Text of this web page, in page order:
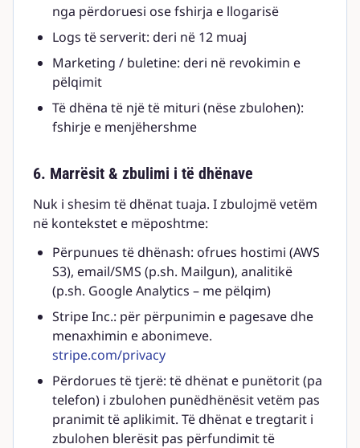
nga përdoruesi ose fshirja e llogarisë
Logs të serverit: deri në 12 muaj
Marketing / buletine: deri në revokimin e
pëlqimit
Të dhëna të një të mituri (nëse zbulohen):
fshirje e menjëhershme
6. Marrësit & zbulimi i të dhënave
Nuk i shesim të dhënat tuaja. I zbulojmë vetëm
në kontekstet e mëposhtme:
Përpunues të dhënash: ofrues hostimi (AWS
S3), email/SMS (p.sh. Mailgun), analitikë
(p.sh. Google Analytics – me pëlqim)
Stripe Inc.: për përpunimin e pagesave dhe
menaxhimin e abonimeve.
stripe.com/privacy
Përdorues të tjerë: të dhënat e punëtorit (pa
telefon) i zbulohen punëdhënësit vetëm pas
pranimit të aplikimit. Të dhënat e tregtarit i
zbulohen blerësit pas përfundimit të